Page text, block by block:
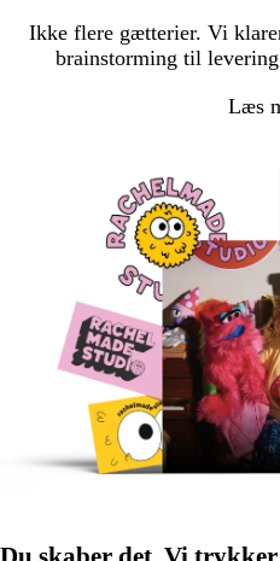
Ikke flere gætterier. Vi
brainstorming til
Læs